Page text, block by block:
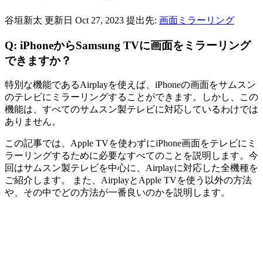
谷垣新太 更新日 Oct 27, 2023 提出先: 画面ミラーリング
Q: iPhoneからSamsung TVに画面をミラーリング
できますか？
特別な機能であるAirplayを使えば、iPhoneの画面をサムスン
のテレビにミラーリングすることができます。しかし、この
機能は、すべてのサムスン製テレビに対応しているわけでは
ありません。
この記事では、Apple TVを使わずにiPhone画面をテレビにミ
ラーリングするために必要なすべてのことを説明します。今
回はサムスン製テレビを中心に、Airplayに対応した全機種を
ご紹介します。 また、AirplayとApple TVを使う以外の方法
や、その中でどの方法が一番良いのかを説明します。